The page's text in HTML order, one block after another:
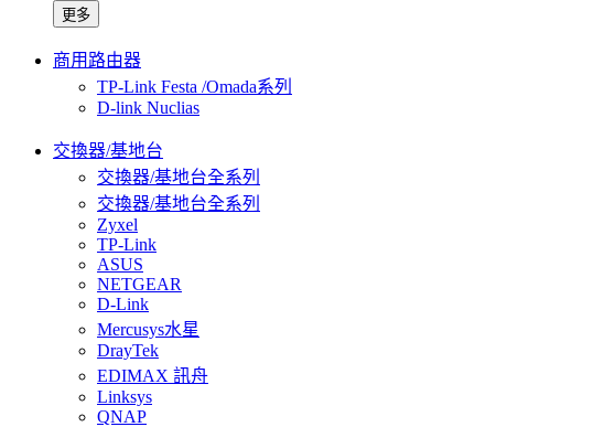
更多
商用路由器
TP-Link Festa /Omada系列
D-link Nuclias
交換器/基地台
交換器/基地台全系列
交換器/基地台全系列
Zyxel
TP-Link
ASUS
NETGEAR
D-Link
Mercusys水星
DrayTek
EDIMAX 訊舟
Linksys
QNAP